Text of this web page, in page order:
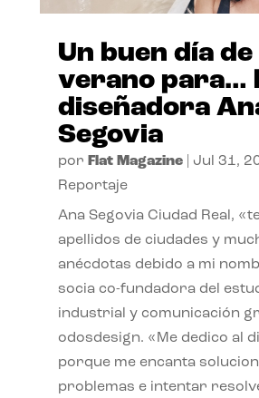
Un buen día de
verano para…
diseñadora
Segovia
por Flat Magazine| Jul 31,
Reportaje
Ana Segovia Ciudad Real,
apellidos de ciudades y
anécdotas debido a mi
socia co-fundadora del
industrial y comunicación
odosdesign. «Me dedico al
porque me encanta
problemas e intentar